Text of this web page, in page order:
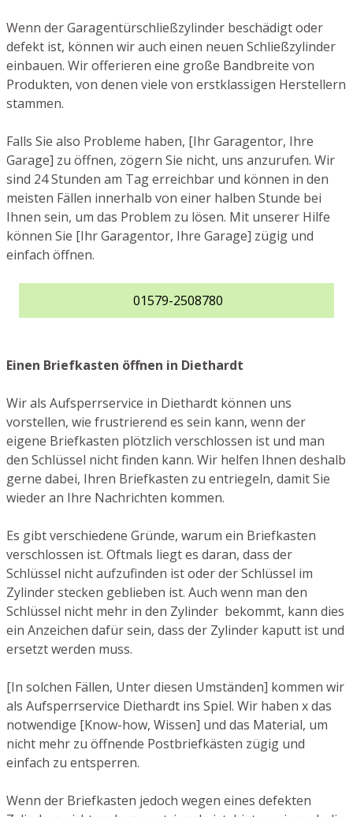
Wenn der Garagentürschließzylinder beschädigt oder
defekt ist, können wir auch einen neuen Schließzylinder
einbauen. Wir offerieren eine große Bandbreite von
Produkten, von denen viele von erstklassigen Herstellern
stammen.
Falls Sie also Probleme haben, [Ihr Garagentor, Ihre
Garage] zu öffnen, zögern Sie nicht, uns anzurufen. Wir
sind 24 Stunden am Tag erreichbar und können in den
meisten Fällen innerhalb von einer halben Stunde bei
Ihnen sein, um das Problem zu lösen. Mit unserer Hilfe
können Sie [Ihr Garagentor, Ihre Garage] zügig und
einfach öffnen.
01579-2508780
Einen Briefkasten öffnen in Diethardt
Wir als Aufsperrservice in Diethardt können uns
vorstellen, wie frustrierend es sein kann, wenn der
eigene Briefkasten plötzlich verschlossen ist und man
den Schlüssel nicht finden kann. Wir helfen Ihnen deshalb
gerne dabei, Ihren Briefkasten zu entriegeln, damit Sie
wieder an Ihre Nachrichten kommen.
Es gibt verschiedene Gründe, warum ein Briefkasten
verschlossen ist. Oftmals liegt es daran, dass der
Schlüssel nicht aufzufinden ist oder der Schlüssel im
Zylinder stecken geblieben ist. Auch wenn man den
Schlüssel nicht mehr in den Zylinder bekommt, kann dies
ein Anzeichen dafür sein, dass der Zylinder kaputt ist und
ersetzt werden muss.
[In solchen Fällen, Unter diesen Umständen] kommen wir
als Aufsperrservice Diethardt ins Spiel. Wir haben x das
notwendige [Know-how, Wissen] und das Material, um
nicht mehr zu öffnende Postbriefkästen zügig und
einfach zu entsperren.
Wenn der Briefkasten jedoch wegen eines defekten